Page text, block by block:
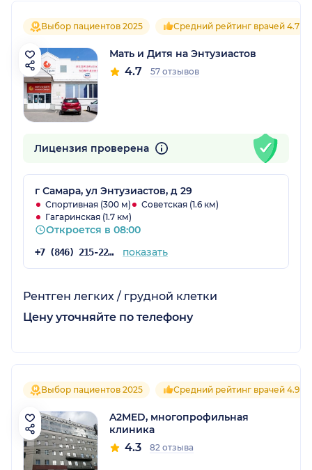
Выбор пациентов 2025 Средний рейтинг врачей 4.7
Мать и Дитя на Энтузиастов
4.7 57 отзывов
Лицензия проверена
г Самара, ул Энтузиастов, д 29
Спортивная (300 м)
Советская (1.6 км)
Гагаринская (1.7 км)
Откроется в 08:00
+7 (846) 215-22-03 показать
Рентген легких / грудной клетки
Цену уточняйте по телефону
Выбор пациентов 2025 Средний рейтинг врачей 4.9
A2MED, многопрофильная
клиника
4.3 82 отзыва